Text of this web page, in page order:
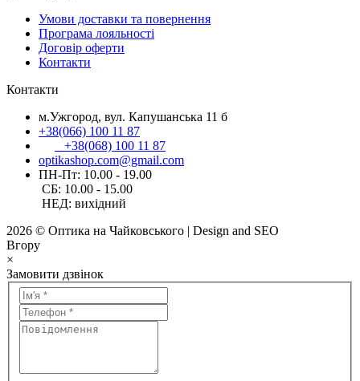
Умови доставки та повернення
Програма лояльності
Договір оферти
Контакти
Контакти
м.Ужгород, вул. Капушанська 11 б
+38(066) 100 11 87
+38(068) 100 11 87
optikashop.com@gmail.com
ПН-Пт: 10.00 - 19.00
СБ: 10.00 - 15.00
НЕД: вихідний
2026 © Оптика на Чайковського | Design and SEO
Вгору
×
Замовити дзвінок